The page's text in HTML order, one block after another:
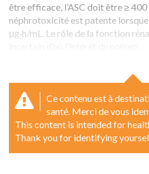
être efficace, l’ASC doit être ≥ 400
néphrotoxicité est patente lorsque
μg·h/mL. Le rôle de la fonction
Ce contenu est à
santé. Merci de vous
This content is intended for
Thank you for identifying